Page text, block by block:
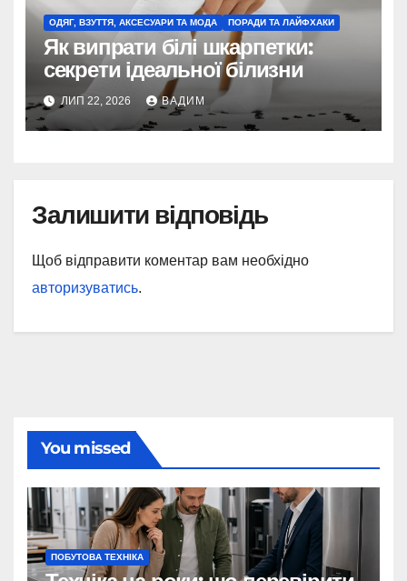
ОДЯГ, ВЗУТТЯ, АКСЕСУАРИ ТА МОДА ПОРАДИ ТА ЛАЙФХАКИ
Як випрати білі шкарпетки:
секрети ідеальної білизни
ЛИП 22, 2026 ВАДИМ
Залишити відповідь
Щоб відправити коментар вам необхідно
авторизуватись.
You missed
ПОБУТОВА ТЕХНІКА